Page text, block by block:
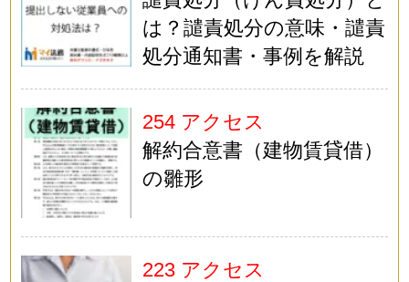
は？譴責処分の意味・譴責
処分通知書・事例を解説
254 アクセス
解約合意書（建物賃貸借）
の雛形
223 アクセス